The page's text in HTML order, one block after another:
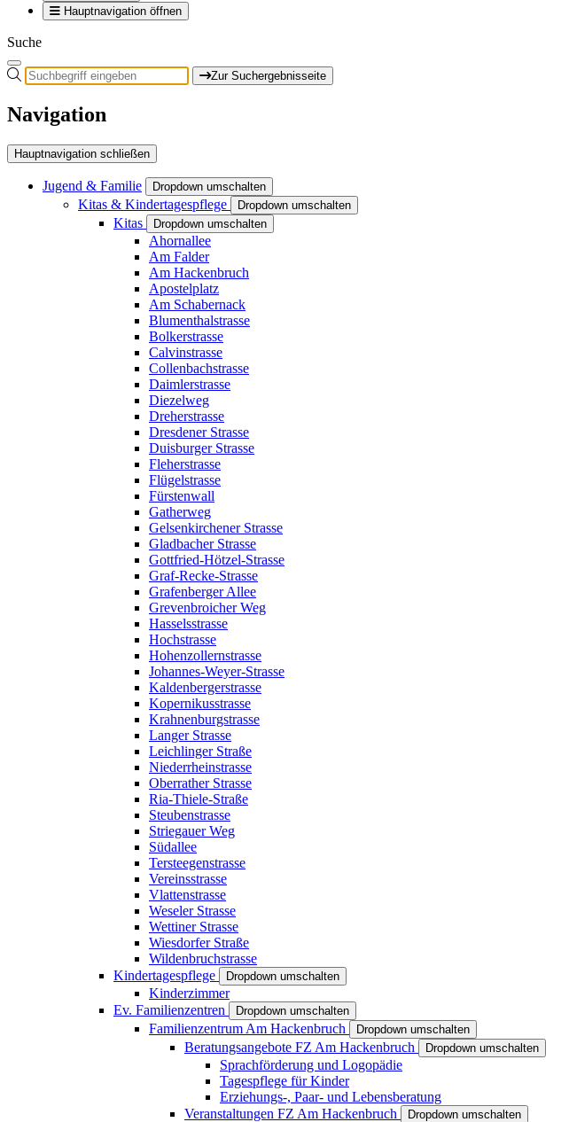
Hauptnavigation öffnen
Suche
Zur Suchergebnisseite
Navigation
Hauptnavigation schließen
Jugend & Familie Dropdown umschalten
Kitas & Kindertagespflege Dropdown umschalten
Kitas Dropdown umschalten
Ahornallee
Am Falder
Am Hackenbruch
Apostelplatz
Am Schabernack
Blumenthalstrasse
Bolkerstrasse
Calvinstrasse
Collenbachstrasse
Daimlerstrasse
Diezelweg
Dreherstrasse
Dresdener Strasse
Duisburger Strasse
Fleherstrasse
Flügelstrasse
Fürstenwall
Gatherweg
Gelsenkirchener Strasse
Gladbacher Strasse
Gottfried-Hötzel-Strasse
Graf-Recke-Strasse
Grafenberger Allee
Grevenbroicher Weg
Hasselsstrasse
Hochstrasse
Hohenzollernstrasse
Johannes-Weyer-Strasse
Kaldenbergerstrasse
Kopernikusstrasse
Krahnenburgstrasse
Langer Strasse
Leichlinger Straße
Niederrheinstrasse
Oberrather Strasse
Ria-Thiele-Straße
Steubenstrasse
Striegauer Weg
Südallee
Tersteegenstrasse
Vereinsstrasse
Vlattenstrasse
Weseler Strasse
Wettiner Strasse
Wiesdorfer Straße
Wildenbruchstrasse
Kindertagespflege
Dropdown umschalten
Kinderzimmer
Ev. Familienzentren
Dropdown umschalten
Familienzentrum Am Hackenbruch Dropdown umschalten
Beratungsangebote FZ Am Hackenbruch Dropdown umschalten
Sprachförderung und Logopädie
Tagespflege für Kinder
Erziehungs-, Paar- und Lebensberatung
Veranstaltungen FZ Am Hackenbruch
Dropdown umschalten